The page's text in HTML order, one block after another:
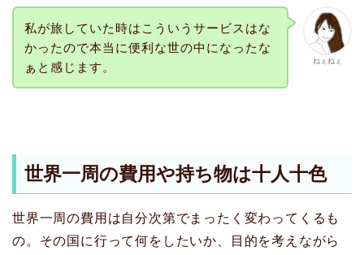
ねぇねぇ
私が旅していた時はこういうサービスはな
かったので本当に便利な世の中になったな
ぁと感じます。
世界一周の費用や持ち物は十人十色
世界一周の費用は自分次第でまったく変わってくるも
の。その国に行って何をしたいか、目的を考えながら